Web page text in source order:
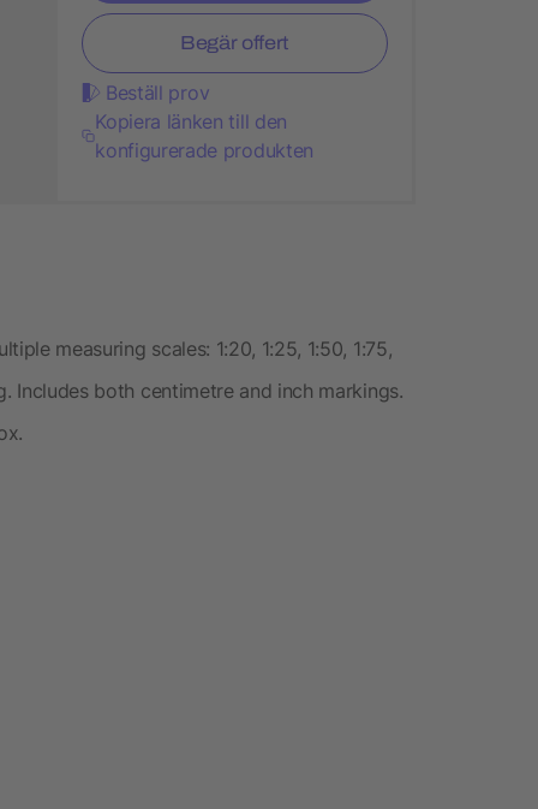
Begär offert
Beställ prov
Kopiera länken till den
konfigurerade produkten
measuring scales: 1:20, 1:25, 1:50, 1:75,
Includes both centimetre and inch markings.